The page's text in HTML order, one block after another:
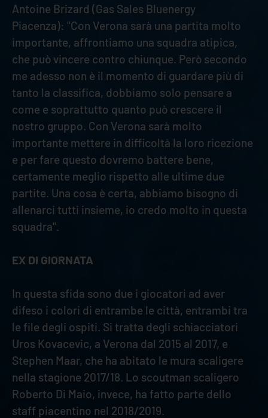
Antoine Brizard (Gas Sales Bluenergy
Piacenza): "Con Verona sarà una partita molto
importante, affrontiamo una squadra atipica,
che può vincere contro chiunque. Però secondo
me adesso non è il momento di guardare più di
tanto la classifica, dobbiamo solo pensare a
come e soprattutto quanto può crescere il
nostro gruppo. Con Verona sarà molto
importante mettere in difficoltà la loro ricezione
e per fare questo dovremo battere bene,
certamente meglio rispetto alle ultime due
partite. Una cosa è certa, abbiamo bisogno di
allenarci tutti insieme, io credo molto in questa
squadra".
EX DI GIORNATA
In questa sfida sono due i giocatori ad aver
difeso i colori di entrambe le città, entrambi tra
le file degli ospiti. Si tratta degli schiacciatori
Uros Kovacevic, a Verona dal 2015 al 2017, e
Stephen Maar, che ha abitato le mura scaligere
nella stagione 2017/18. Lo scoutman scaligero
Roberto Di Maio, invece, ha fatto parte dello
staff piacentino nel 2018/2019.